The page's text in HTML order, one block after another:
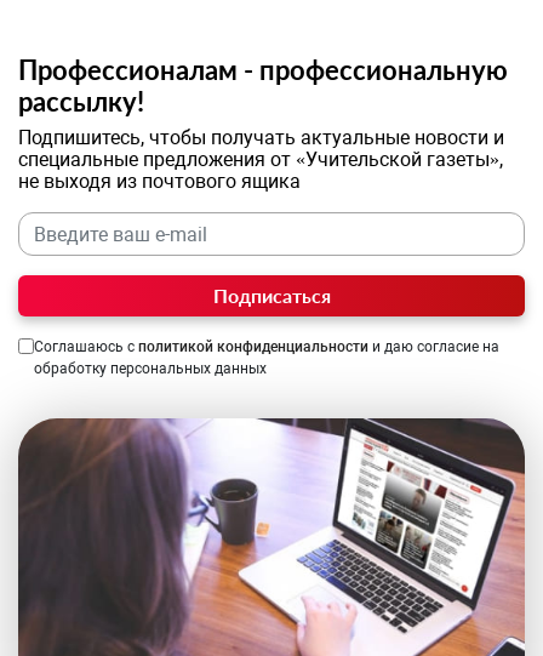
Профессионалам - профессиональную
рассылку!
Подпишитесь, чтобы получать актуальные новости и
специальные предложения от «Учительской газеты»,
не выходя из почтового ящика
Подписаться
Соглашаюсь с политикой конфиденциальности и даю согласие на
обработку персональных данных